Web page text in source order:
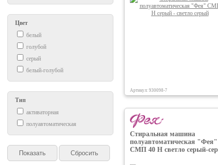
Цвет
белый
голубой
серый
белый-голубой
Тип
активаторная
полуавтоматическая
Артикул: 930098-7
Стиральная машина
полуавтоматическая "Фея"
СМП 40 Н светло серый-